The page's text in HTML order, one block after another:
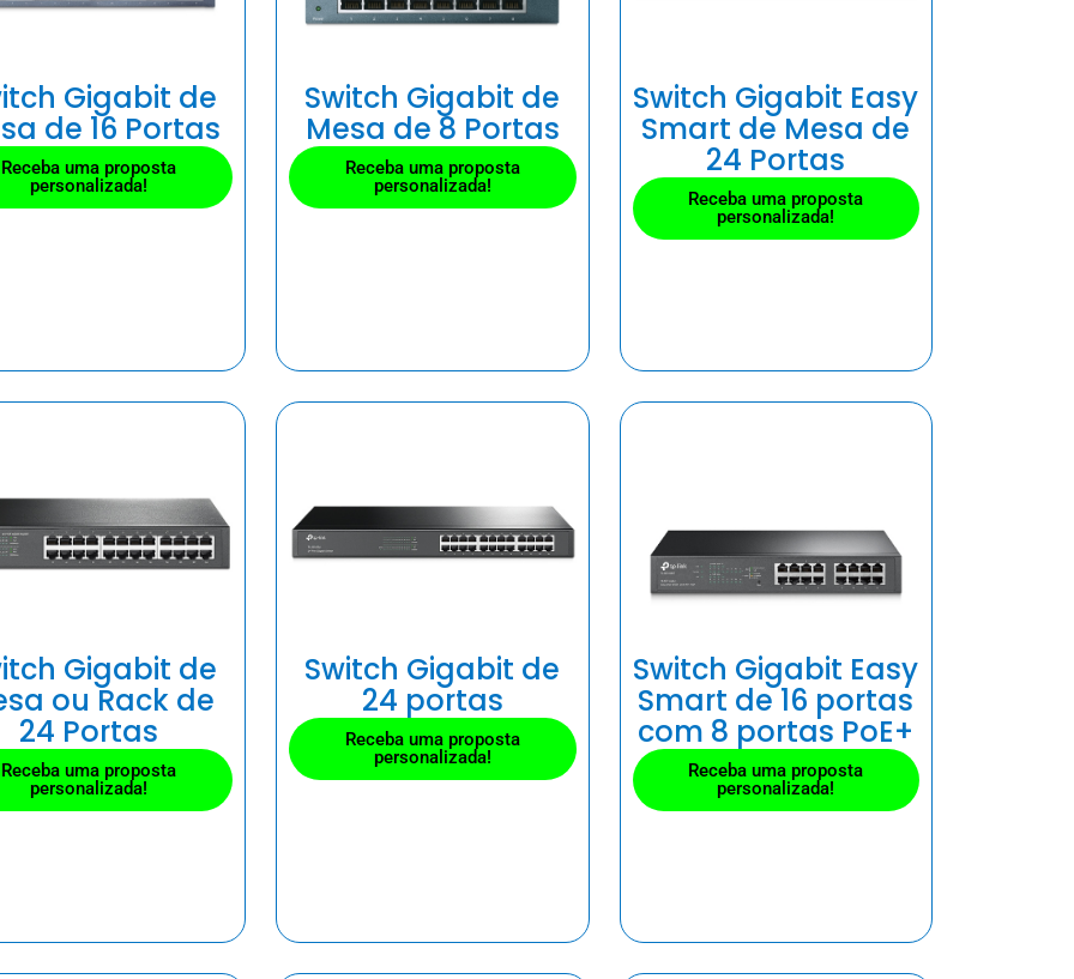
Gigabit de
de 16 Portas
Receba uma proposta
personalizada!
Switch Gigabit de
Mesa de 8 Portas
Receba uma proposta
personalizada!
Switch Gigabit Easy
Smart de Mesa de
24 Portas
Receba uma proposta
personalizada!
Gigabit de
ou Rack de
24 Portas
Receba uma proposta
personalizada!
Switch Gigabit de
24 portas
Receba uma proposta
personalizada!
Switch Gigabit Easy
Smart de 16 portas
com 8 portas PoE+
Receba uma proposta
personalizada!